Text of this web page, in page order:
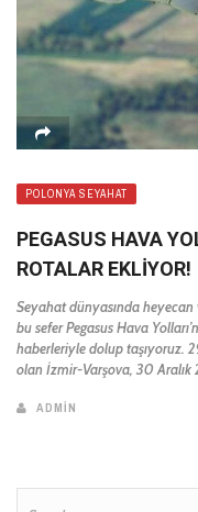
POLONYA SEYAHAT
PEGASUS HAVA
ROTALAR EKLIYOR!
Seyahat dünyasında
bu sefer Pegasus Hava
haberleriyle dolup taşıyoruz.
olan İzmir-Varşova, 30 Aralık
ADMIN